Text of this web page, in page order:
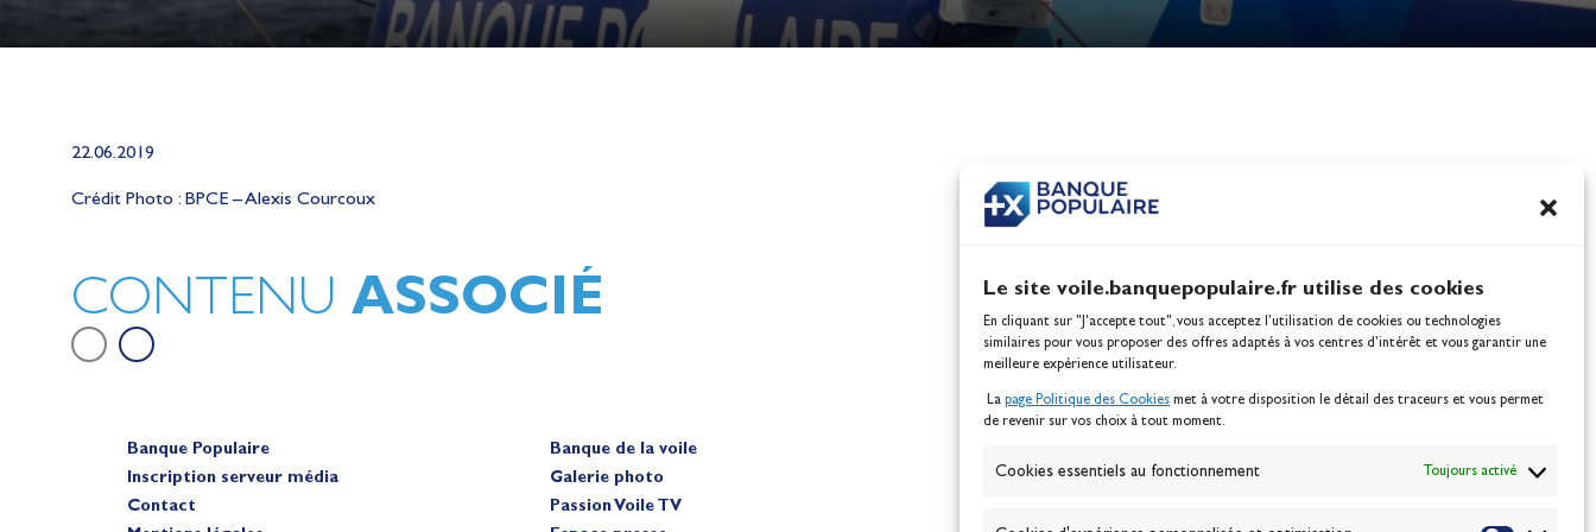
Le site voile.banquepopulaire.fr utilise des cookies
En cliquant sur "J'accepte tout", vous acceptez l’utilisation de cookies ou technologies
similaires pour vous proposer des offres adaptés à vos centres d’intérêt et vous garantir une
meilleure expérience utilisateur.
La page Politique des Cookies met à votre disposition le détail des traceurs et vous permet
de revenir sur vos choix à tout moment.
Cookies essentiels au fonctionnement Toujours activé
22.06.2019
Crédit Photo : BPCE – Alexis Courcoux
CONTENU ASSOCIÉ
Lauriane Nolot en or à Long Beach,
sur le plan d'eau des Jeux Olympiques
Berthomieu, vice-championnes
100% Glisse - Écoles
Banque Populaire
Inscription serveur média
Contact
Banque de la voile
Galerie photo
Passion Voile TV
ABONNEZ-VOUS